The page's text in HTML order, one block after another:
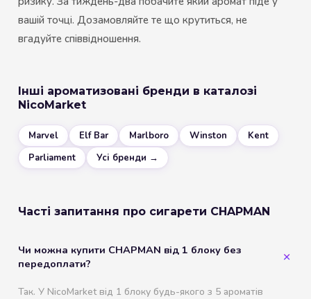
вашій точці. Дозамовляйте те що крутиться, не
вгадуйте співвідношення.
Інші ароматизовані бренди в каталозі
NicoMarket
Marvel Elf Bar Marlboro Winston
Kent
Parliament
Усі бренди →
Часті запитання про сигарети CHAPMAN
Чи можна купити CHAPMAN від 1 блоку без
передоплати?
Так. У NicoMarket від 1 блоку будь-якого з 5 ароматів